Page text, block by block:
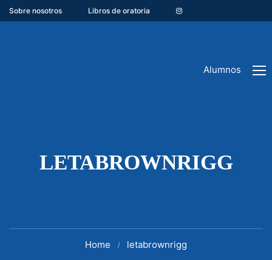
Sobre nosotros Libros de oratoria
Alumnos
LETABROWNRIGG
Home letabrownrigg